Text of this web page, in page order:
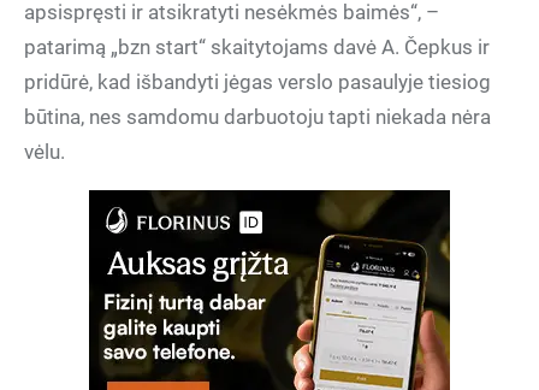
apsispręsti ir atsikratyti nesėkmės baimės“, –
patarimą „bzn start“ skaitytojams davė A. Čepkus ir
pridūrė, kad išbandyti jėgas verslo pasaulyje tiesiog
būtina, nes samdomu darbuotoju tapti niekada nėra
vėlu.